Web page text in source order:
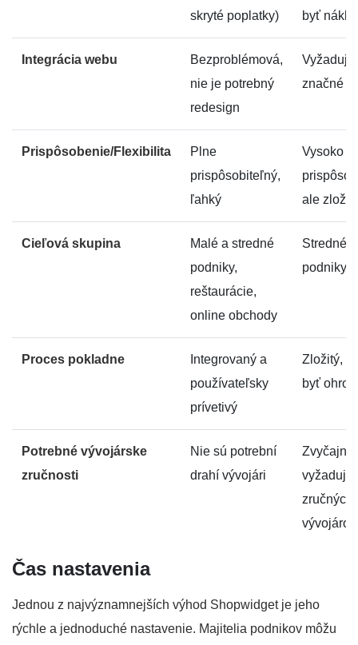
skryté poplatky) byť
Integrácia webu
Bezproblémová,
nie je potrebný
redesign
Vyžaduje
značné
Prispôsobenie/Flexibilita
Plne
prispôsobiteľný,
ľahký
Vysoko
ale zložitý
Cieľová skupina
Malé a stredné
podniky,
reštaurácie,
online obchody
Stredné
podniky
Proces pokladne
Integrovaný a
používateľsky
prívetivý
Zložitý,
byť
Potrebné vývojárske
zručnosti
Nie sú potrební
drahí vývojári
Zvyčajne
vyžaduje
zručných
vývojárov
Čas nastavenia
Jednou z najvýznamnejších výhod Shopwidget je jeho
rýchle a jednoduché nastavenie. Majitelia podnikov môžu